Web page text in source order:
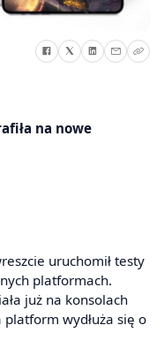
na nowe
uruchomił testy
platformach.
już na konsolach
wydłuża się o